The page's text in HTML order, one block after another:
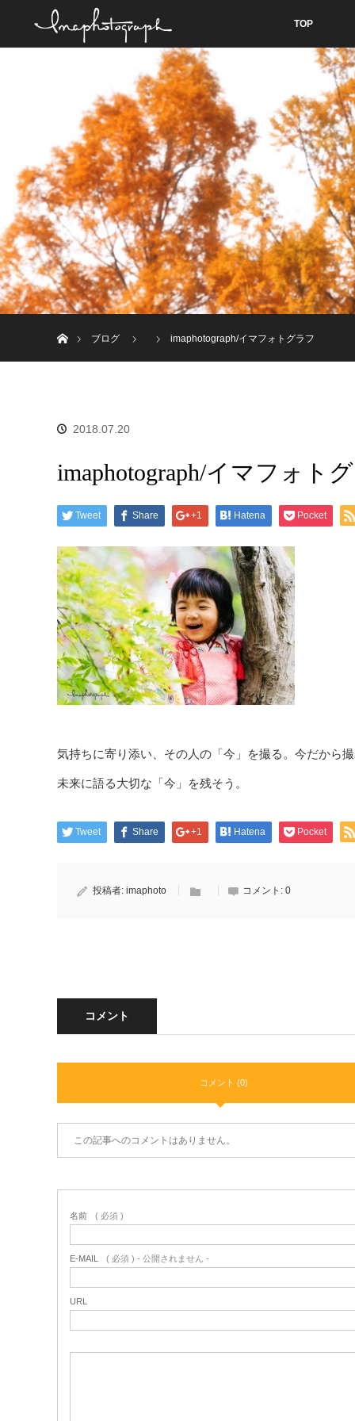
TOP
ブログ
imaphotograph/イマフォトグラフ
2018.07.20
imaphotograph/イマフォト
Tweet Share +1 Hatena Pocket
気持ちに寄り添い、その人の「今」を撮る。今だから撮
未来に語る大切な「今」を残そう。
Tweet Share +1 Hatena Pocket
投稿者: imaphoto コメント: 0
コメント
コメント (0)
この記事へのコメントはありません。
名前 ( 必須 )
E-MAIL ( 必須 ) - 公開されません -
URL